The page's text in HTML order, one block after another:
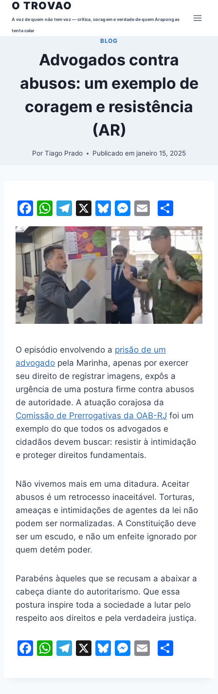
Pular
para
O TROVAO
A voz de quem não tem voz — crítica, coragem e verdade de quem Arapongas
tenta calar
BLOG
Advogados contra
abusos: um exemplo de
coragem e resistência
(AR)
Por Tiago Prado Publicado em janeiro 15, 2025
F
a
c
e
b
o
o
k
W
h
at
s
A
p
p
T
el
e
gr
m
X
Bl
u
e
s
k
y
M
e
s
s
e
n
g
er
E
m
ai
l
h
ar
e
O episódio envolvendo a prisão de um
advogado pela Marinha, apenas por exercer
seu direito de registrar imagens, expôs a
urgência de uma postura firme contra abusos
de autoridade. A atuação corajosa da
Comissão de Prerrogativas da OAB-RJ foi um
exemplo do que todos os advogados e
cidadãos devem buscar: resistir à intimidação
e proteger direitos fundamentais.
Não vivemos mais em uma ditadura. Aceitar
abusos é um retrocesso inaceitável. Torturas,
ameaças e intimidações de agentes da lei não
podem ser normalizadas. A Constituição deve
ser um escudo, e não um enfeite ignorado por
quem detém poder.
Parabéns àqueles que se recusam a abaixar a
cabeça diante do autoritarismo. Que essa
postura inspire toda a sociedade a lutar pelo
respeito aos direitos e pela verdadeira justiça.
F
W T
X
Bl M
E